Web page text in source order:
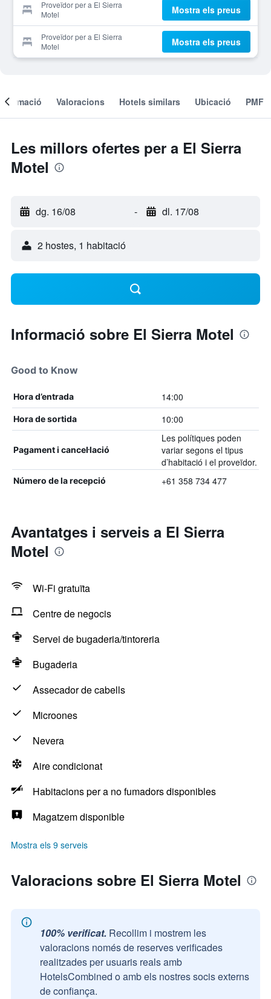
Proveïdor per a El Sierra
Motel
Mostra els preus
Proveïdor per a El Sierra
Motel
Mostra els preus
Valoracions Hotels similars Ubicació PMF
Les millors ofertes per a El Sierra
Motel
dg. 16/08 - dl. 17/08
2 hostes, 1 habitació
Informació sobre El Sierra Motel
Good to Know
Hora d’entrada 14:00
Hora de sortida 10:00
Pagament i cancel·lació
Les polítiques poden
variar segons el tipus
d’habitació i el proveïdor.
Número de la recepció +61 358 734 477
Avantatges i serveis a El Sierra
Motel
Wi-Fi gratuïta
Centre de negocis
Servei de bugaderia/tintoreria
Bugaderia
Assecador de cabells
Microones
Nevera
Aire condicionat
Habitacions per a no fumadors disponibles
Magatzem disponible
Mostra els 9 serveis
Valoracions sobre El Sierra Motel
100% verificat. Recollim i mostrem les
valoracions només de reserves verificades
realitzades per usuaris reals amb
HotelsCombined o amb els nostres socis externs
de confiança.